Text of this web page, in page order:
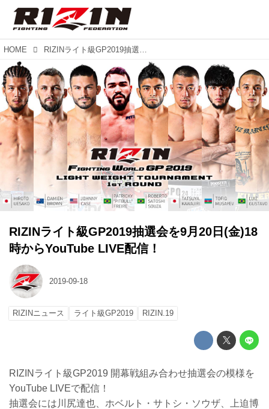
HOME RIZINライト級GP2019抽選会を9月20日(金)18時からYouTube LIVE配信！
RIZINライト級GP2019抽選会を9月20日(金)18
時からYouTube LIVE配信！
2019-09-18
RIZINニュース ライト級GP2019 RIZIN.19
RIZINライト級GP2019 開幕戦組み合わせ抽選会の模様を
YouTube LIVEで配信！
抽選会には川尻達也、ホベルト・サトシ・ソウザ、上迫博